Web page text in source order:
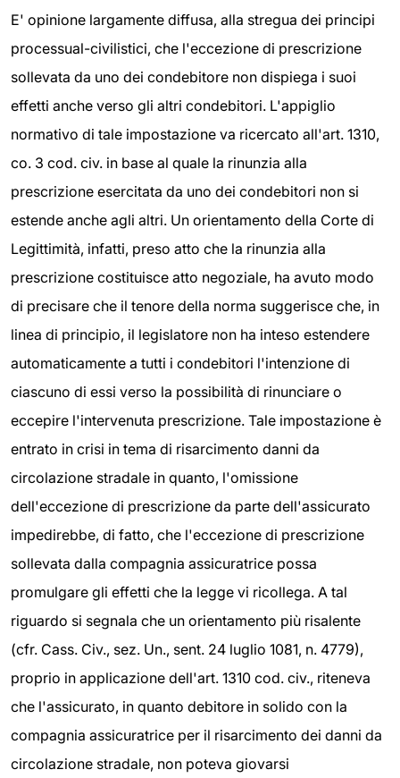
E' opinione largamente diffusa, alla stregua dei principi
processual-civilistici, che l'eccezione di prescrizione
sollevata da uno dei condebitore non dispiega i suoi
effetti anche verso gli altri condebitori. L'appiglio
normativo di tale impostazione va ricercato all'art. 1310,
co. 3 cod. civ. in base al quale la rinunzia alla
prescrizione esercitata da uno dei condebitori non si
estende anche agli altri. Un orientamento della Corte di
Legittimità, infatti, preso atto che la rinunzia alla
prescrizione costituisce atto negoziale, ha avuto modo
di precisare che il tenore della norma suggerisce che, in
linea di principio, il legislatore non ha inteso estendere
automaticamente a tutti i condebitori l'intenzione di
ciascuno di essi verso la possibilità di rinunciare o
eccepire l'intervenuta prescrizione. Tale impostazione è
entrato in crisi in tema di risarcimento danni da
circolazione stradale in quanto, l'omissione
dell'eccezione di prescrizione da parte dell'assicurato
impedirebbe, di fatto, che l'eccezione di prescrizione
sollevata dalla compagnia assicuratrice possa
promulgare gli effetti che la legge vi ricollega. A tal
riguardo si segnala che un orientamento più risalente
(cfr. Cass. Civ., sez. Un., sent. 24 luglio 1081, n. 4779),
proprio in applicazione dell'art. 1310 cod. civ., riteneva
che l'assicurato, in quanto debitore in solido con la
compagnia assicuratrice per il risarcimento dei danni da
circolazione stradale, non poteva giovarsi